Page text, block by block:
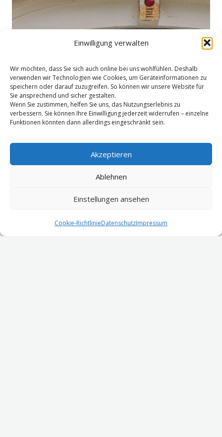
Einwilligung verwalten
Wir möchten, dass Sie sich auch online bei uns wohlfühlen. Deshalb
verwenden wir Technologien wie Cookies, um Geräteinformationen zu
speichern oder darauf zuzugreifen. So können wir unsere Website für
Sie ansprechend und sicher gestalten.
Wenn Sie zustimmen, helfen Sie uns, das Nutzungserlebnis zu
verbessern. Sie können Ihre Einwilligung jederzeit widerrufen – einzelne
Funktionen könnten dann allerdings eingeschränkt sein.
Akzeptieren
Ablehnen
Einstellungen ansehen
Cookie-RichtlinieDatenschutzImpressum